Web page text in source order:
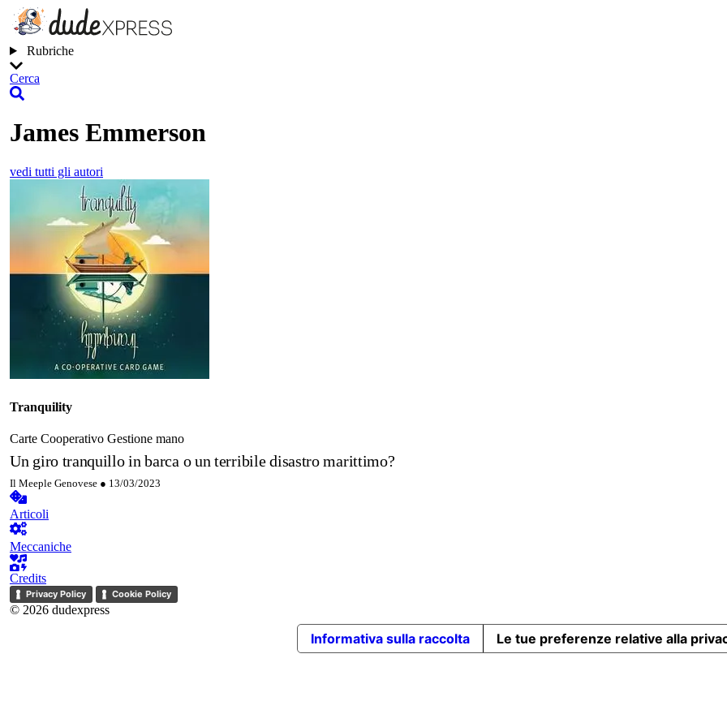
Rubriche
Cerca
James Emmerson
vedi tutti gli autori
Tranquility
Carte Cooperativo Gestione mano
Un giro tranquillo in barca o un terribile disastro marittimo?
Il Meeple Genovese ● 13/03/2023
Articoli
Meccaniche
Credits
Privacy Policy Cookie Policy
© 2026 dudexpress
Informativa sulla raccolta Le tue preferenze relative alla